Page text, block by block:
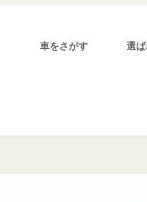
車をさがす 選